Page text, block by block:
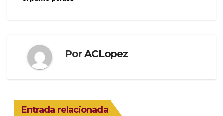
PorACLopez
Entrada relacionada